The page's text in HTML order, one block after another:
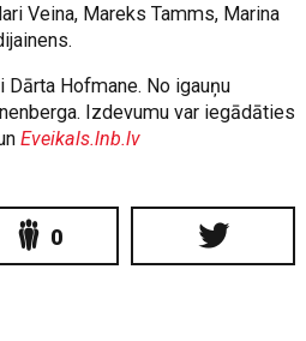
Veina, Mareks Tamms, Marina
Hofmane. No igauņu
Izdevumu var iegādāties
Eveikals.lnb.lv
0